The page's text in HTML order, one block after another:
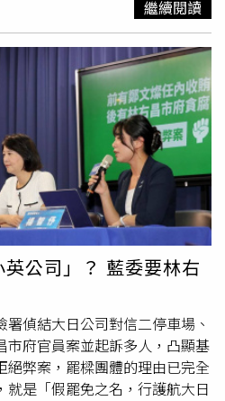
邢泰釗要挽回司法對人民信任，
，「不然你們就是東廠！」
長任內爭議，進一步遭約談及聲
市長後，大張旗鼓羅列「五大
評，也號稱要對自己團隊翻箱倒
之。他說，現在大家都用柯文哲
自己已覺得事過境遷，不會計較
更證明自己在市長任內死守容積
己光榮的印記。值得一提的是，
法委員，儘管當時因風向對國
逐者眾，因而輸給由基隆市議員
到基隆暖暖碇內地區，拉抬謝
呼籲基隆民眾投下「不同意罷
樑捍衛基隆東岸商場爭議這件事
擊謝國樑，但反而是法院給謝
捍衛市民財產很重要的光榮勳
有罪判決確定者，皆應推定為
繼續閱讀
公司」？ 藍委要林右
偵結大日公司對信二停車場、
市府官員案並起訴多人，凸顯基
絕弊案，罷樑團體的理由已完全
就是「假罷免之名，行護航大日